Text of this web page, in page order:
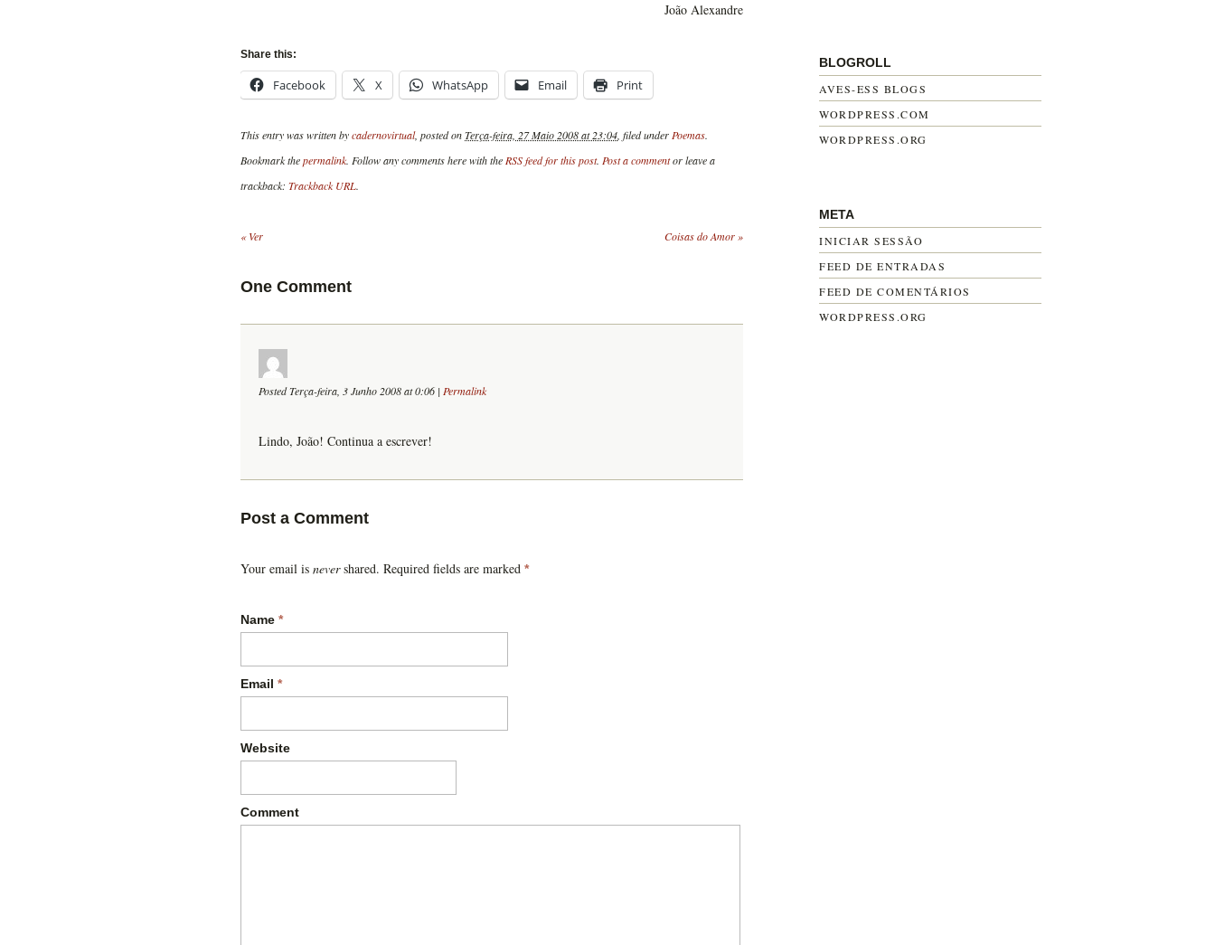
João Alexandre
Share this:
Facebook X WhatsApp Email Print
This entry was written bycadernovirtual, posted onTerça-feira, 27 Maio 2008 at 23:04 , filed under Poemas.
Bookmark thepermalink. Follow any comments here with the RSS feed for this post. Post a commentor leave a
trackback: Trackback URL.
«Ver Coisas do Amor »
One Comment
Posted Terça-feira, 3 Junho 2008 at 0:06 | Permalink
Lindo, João! Continua a escrever!
Post a Comment
Your email is nevershared. Required fields are marked *
Name *
Email *
Website
Comment
BLOGROLL
AVES-ESS BLOGS
WORDPRESS.COM
WORDPRESS.ORG
META
INICIAR SESSÃO
FEED DE ENTRADAS
FEED DE COMENTÁRIOS
WORDPRESS.ORG